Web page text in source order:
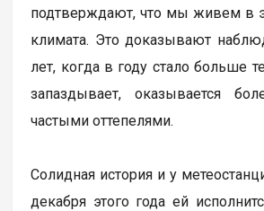
подтверждают, что мы живем в
климата. Это доказывают
лет, когда в году стало больше
запаздывает, оказывается
частыми оттепелями.
Солидная история и у
декабря этого года ей